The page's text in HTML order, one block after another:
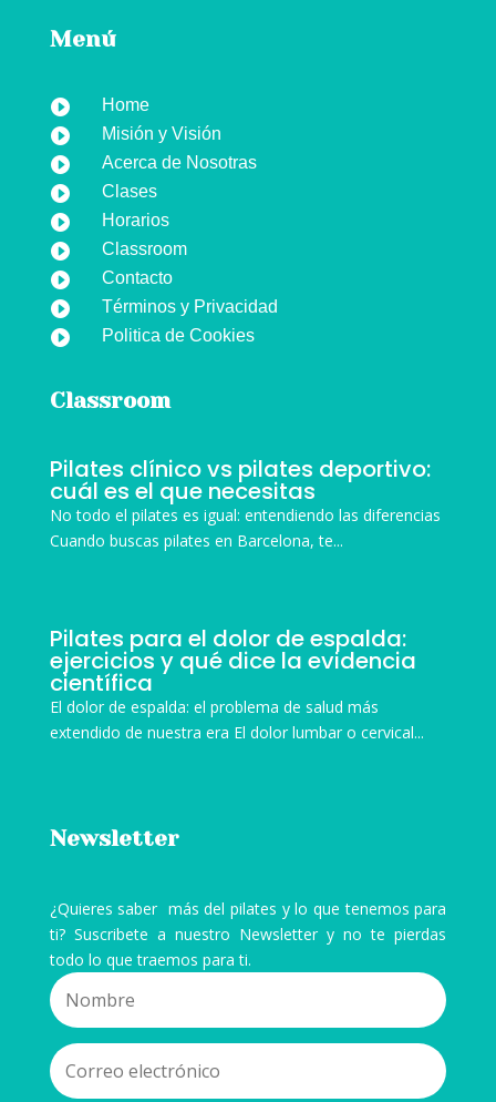
Menú
 Home
 Misión y Visión
 Acerca de Nosotras
 Clases
 Horarios
 Classroom
 Contacto
 Términos y Privacidad
 Politica de Cookies
Classroom
Pilates clínico vs pilates deportivo:
cuál es el que necesitas
No todo el pilates es igual: entendiendo las diferencias
Cuando buscas pilates en Barcelona, te...
Pilates para el dolor de espalda:
ejercicios y qué dice la evidencia
científica
El dolor de espalda: el problema de salud más
extendido de nuestra era El dolor lumbar o cervical...
Newsletter
¿Quieres saber más del pilates y lo que tenemos para
ti? Suscribete a nuestro Newsletter y no te pierdas
todo lo que traemos para ti.